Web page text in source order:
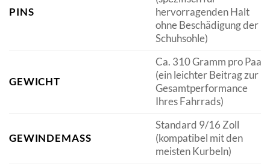
PINS
hervorragenden Halt
ohne Beschädigung der
Schuhsohle)
GEWICHT
Ca. 310 Gramm pro Paar
(ein leichter Beitrag zur
Gesamtperformance
Ihres Fahrrads)
GEWINDEMASS
Standard 9/16 Zoll
(kompatibel mit den
meisten Kurbeln)